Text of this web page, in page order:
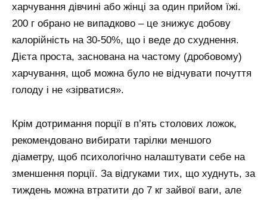
харчування дівчині або жінці за один прийом їжі.
200 г обрано не випадково – це знижує добову
калорійність на 30-50%, що і веде до схуднення.
Дієта проста, заснована на частому (дробовому)
харчування, щоб можна було не відчувати почуття
голоду і не «зірватися».
Крім дотримання порції в п’ять столових ложок,
рекомендовано вибирати тарілки меншого
діаметру, щоб психологічно налаштувати себе на
зменшення порції. За відгуками тих, що худнуть, за
тиждень можна втратити до 7 кг зайвої ваги, але